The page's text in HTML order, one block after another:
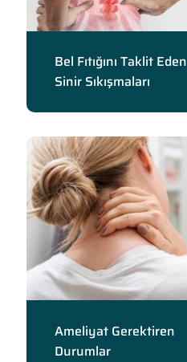
Bel Fıtığını Taklit Eden
Sinir Sıkışmaları
Ameliyat Gerektiren
Durumlar